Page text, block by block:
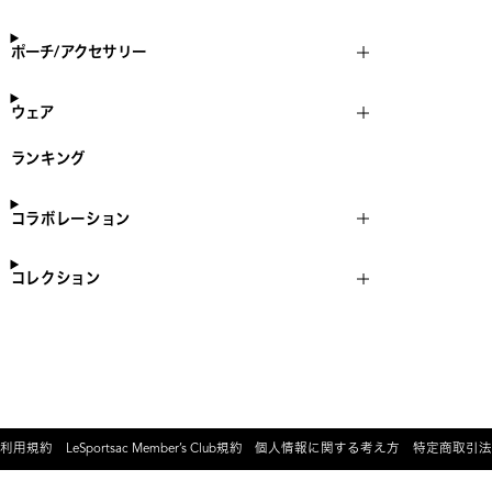
ポーチ/アクセサリー
ウェア
ランキング
コラボレーション
コレクション
利用規約 LeSportsac Member’s Club規約 個人情報に関する考え方 特定商取引